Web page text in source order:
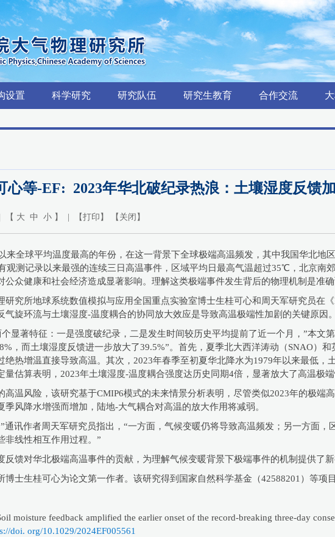
设置 科学研究 研究队伍 研究生教育 合作交流
心等-EF: 2023年华北破纪录热浪：土壤湿度反馈
【 大 中 小 】 | 【打印 】 【 关闭 】
来全球平均温度最高的年份，在这一背景下全球极端高温频发，其中我国华北地
观测记录以来最强的连续三日高温事件，区域平均日最高气温超过35℃，北京
公众健康和社会经济造成显著影响。理解这类极端事件发生背后的物理机制是准确
研究所地球系统数值模拟与应用全国重点实验室博士生桂可心和周天军研究员在
旋环流与土壤湿度-温度耦合的协同放大效应是导致高温极端性加剧的关键原因。
显著特征：一是强度破纪录，二是发生时间较历史平均提前了近一个月，”本文
，而土壤湿度反馈进一步放大了39.5%”。首先，夏季北大西洋涛动（SNAO）
绝热增温直接导致高温。其次，2023年春季至初夏华北降水为1979年以来最低
估算表明，2023年土壤湿度-温度耦合强度达历史同期4倍，显著放大了高温极端
高温风险，该研究基于CMIP6模式的未来情景分析表明，尽管类似2023年的极端
风降水增强而增加，陆地-大气耦合对高温的放大作用将减弱。
通讯作者周天军研究员指出，“一方面，气候变暖仍将导致高温频发；另一方面
非线性相互作用过程。”
反馈对华北极端高温事件的贡献，为理解气候变暖背景下极端事件的机制提供了新
士生桂可心为论文第一作者。该研究得到国家自然科学基金（42588201）等项目
moisture feedback amplified the earlier onset of the record‐breaking three‐day
doi. org/10.1029/2024EF005561